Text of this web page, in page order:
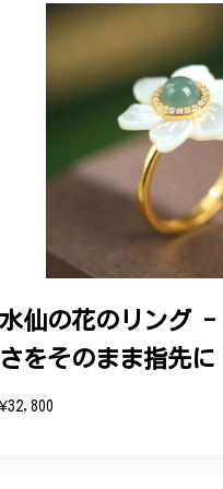
という印象を受けました。
そして当店を信頼いただけた
し上げます。
水仙の花のリング -
さをそのまま指先に
¥32,800